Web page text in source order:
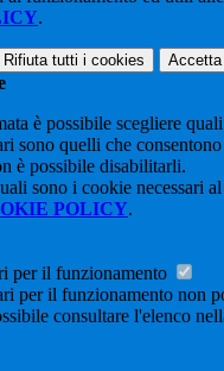
.
Rifiuta tutti i cookies
è possibile scegliere
sono quelli che
è possibile disabilitarli.
sono i cookie necessari
POLICY.
per il funzionamento
per il funzionamento non
consultare l'elenco